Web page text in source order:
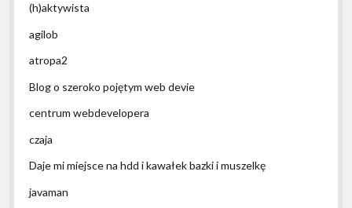
(h)aktywista
agilob
atropa2
Blog o szeroko pojętym web devie
centrum webdevelopera
czaja
Daje mi miejsce na hdd i kawałek bazki i muszelkę
javaman